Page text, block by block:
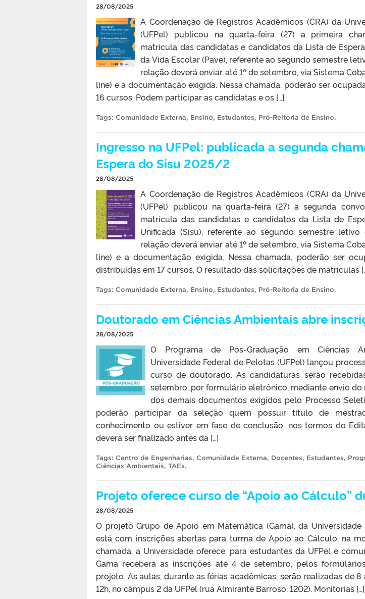
28/08/2025
A Coordenação de Registros Acadêmicos (CRA) da
(UFPel) publicou na quarta-feira (27) a primeira
matrícula das candidatas e candidatos da Lista de
da Vida Escolar (Pave), referente ao segundo semestre
relação deverá enviar até 1º de setembro, via Sistema
line) e a documentação exigida. Nessa chamada, poderão ser
16 cursos. Podem participar as candidatas e os […]
Tags: Comunidade Externa, Ensino, Estudantes, Pró-Reitoria de Ensino.
Ingresso na UFPel: publicada a segunda
Espera do Sisu 2025/2
28/08/2025
A Coordenação de Registros Acadêmicos (CRA) da
(UFPel) publicou na quarta-feira (27) a segunda
matrícula das candidatas e candidatos da Lista de
Unificada (Sisu), referente ao segundo semestre
relação deverá enviar a´té 1º de setembro, via Sistema
line) e a documentação exigida. Nessa chamada, poderão ser
distribuídas em 17 cursos. O resultado das solicitações de matrículas
Tags: Comunidade Externa, Ensino, Estudantes, Pró-Reitoria de Ensino.
Doutorado em Ciências Ambientais abre
28/08/2025
O Programa de Pós-Graduação em Ciências
Universidade Federal de Pelotas (UFPel) lançou
curso de doutorado. As candidaturas serão
setembro, por formulário eletrônico, mediante envio
dos demais documentos exigidos pelo Processo
poderão participar da seleção quem possuir título de
conhecimento ou estiver em fase de conclusão, nos termos do
deverá ser finalizado antes da […]
Tags: Centro de Engenharias, Comunidade Externa, Docentes, Estudantes,
Ciências Ambientais, TAEs.
Projeto oferece curso de “Apoio ao Cálculo”
28/08/2025
O projeto Grupo de Apoio em Matemática (Gama), da Universidade
está com inscrições abertas para turma de Apoio ao Cálculo, na
chamada, a Universidade oferece, para estudantes da UFPel e
Gama receberá as inscrições até 4 de setembro, pelos
projeto. As aulas, durante as férias acadêmicas, serão realizadas de
12h, no câmpus 2 da UFPel (rua Almirante Barroso, 1202). Monitorias […]